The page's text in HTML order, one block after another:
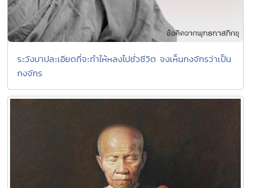
ระวังบาปละเอียดที่จะทำให้หลงไปชั่วชีวิต จงเห็นกงจักรว่าเป็น
กงจักร